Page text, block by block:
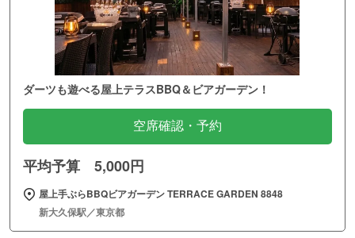
ダーツも遊べる屋上テラスBBQ＆ビアガーデン！
空席確認・予約
平均予算 5,000円
屋上手ぶらBBQビアガーデン TERRACE GARDEN 8848
新大久保駅／東京都